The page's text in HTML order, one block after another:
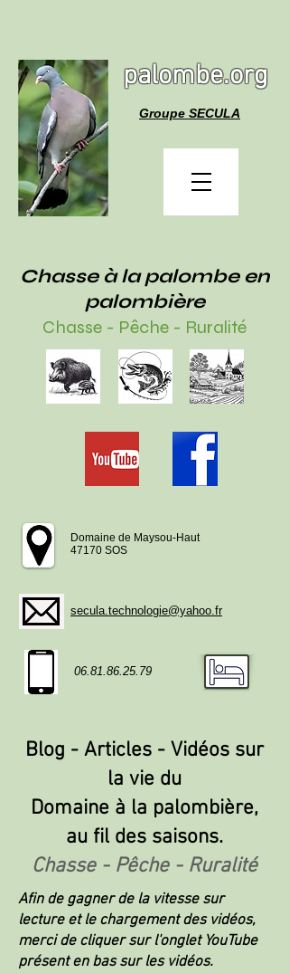
palombe.org
Groupe SECULA
Chasse à la palombe en
palombière
Chasse - Pêche - Ruralité
Domaine de Maysou-Haut
47170 SOS
secula.technologie@yahoo.fr
06.81.86.25.79
Blog - Articles - Vidéos sur
la vie du
Domaine à la palombière,
au fil des saisons.
Chasse - Pêche - Ruralité
Afin de gagner de la vitesse sur
lecture et le chargement des vidéos,
merci de cliquer sur l'onglet YouTube
présent en bas sur les vidéos.